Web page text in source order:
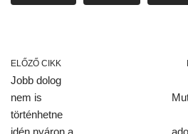
ELŐZŐ CIKK
Jobb dolog
nem is
történhetne